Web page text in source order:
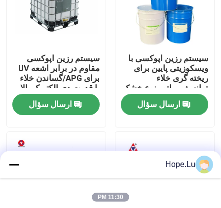
نمایش واقعیت مجازی
درباره ما
تور کارخانه
کنترل کیفیت
وبلاگ
سیستم رزین اپوکسی با
ویسکوزیتی پایین برای
ریخته گری خلاء
ترانسفورماتور نوع خشک
ارسال سؤال
سیستم رزین اپوکسی
مقاوم در برابر اشعه UV
برای APG/گساندن خلاء
با قدرت دی الکتریک بالا
در کاربردهای خارج از
خانه با ولتاژ بالاارسال سؤال
Hope.Lu
11:30 PM